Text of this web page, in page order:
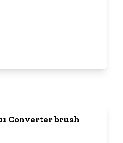
Converter brush